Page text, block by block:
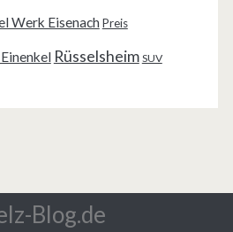
Werk Eisenach Preis
Rüsselsheim SUV
Blog.de